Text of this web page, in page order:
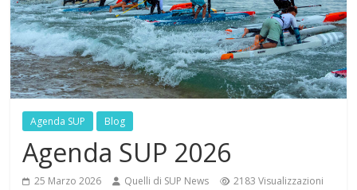
Agenda SUP Blog
Agenda SUP 2026
25 Marzo 2026 Quelli di SUP News
2183 Visualizzazioni